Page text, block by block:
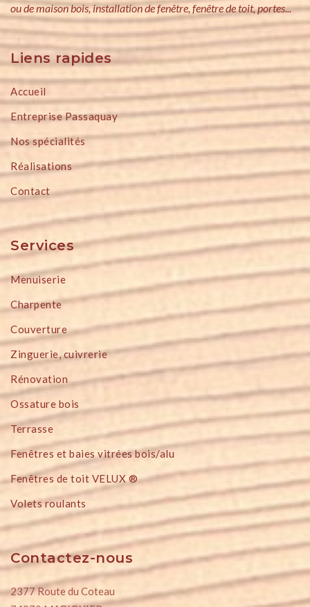
ou de maison bois, installation de fenêtre, fenêtre de toit, portes...
Liens rapides
Accueil
Entreprise Passaquay
Nos spécialités
Réalisations
Contact
Services
Menuiserie
Charpente
Couverture
Zinguerie, cuivrerie
Rénovation
Ossature bois
Terrasse
Fenêtres et baies vitrées bois/alu
Fenêtres de toit VELUX ®
Volets roulants
Contactez-nous
2377 Route du Coteau